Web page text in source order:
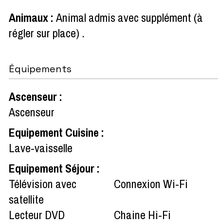
Animaux: Animal admis avec supplément (à
régler sur place)
Équipements
Ascenseur:
Ascenseur
Equipement Cuisine :
Lave-vaisselle
Equipement Séjour:
Télévision avec
satellite
Connexion Wi-Fi
Lecteur DVD
Chaine Hi-Fi